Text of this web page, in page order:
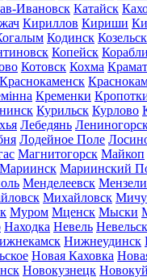
Ивановск Катайск
Кириллов Кириши
Кодинск Козельск
Копейск
Котовск Кохма
Краснокаменск
Кременки
Курильск Курлово
Лебедянь
Лодейное Поле
Магнитогорск Майкоп
Мариинск Мариинский
Менделеевск
Михайловск
Муром Мценск Мыски
Находка Невель Невельск
Нижнеудинск
Новая Каховка
Новокузнецк